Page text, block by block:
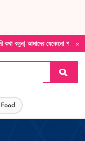
×
যেকোনো পণ্য হাতে
Food